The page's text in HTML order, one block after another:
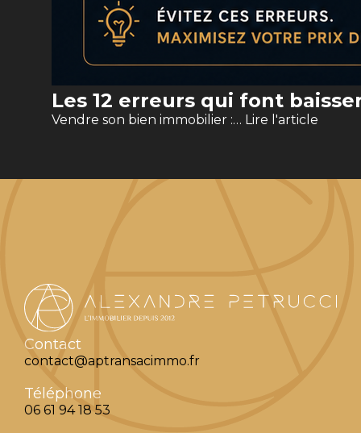
Les 12 erreurs qui font
Vendre son bien immobilier :… Lire l'article
Contact
contact@aptransacimmo.fr
Téléphone
06 61 94 18 53